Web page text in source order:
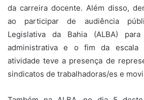
da carreira docente. Além disso,
ao participar de audiência
Legislativa da Bahia (ALBA)
administrativa e o fim da escala
atividade teve a presença de
sindicatos de trabalhadoras/es e